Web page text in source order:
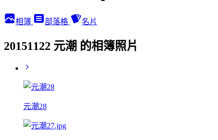
相簿 部落格 名片
20151122 元潮 的相簿照片
元潮28